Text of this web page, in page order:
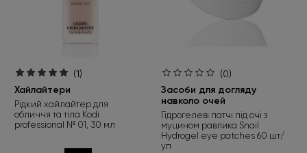
(1)
Хайлайтери
Рідкий хайлайтер для
обличчя та тіла Kodi
professional № 01, 30 мл
(0)
Засоби для догляду
навколо очей
Гідрогелеві патчі під очі з
муцином равлика Snail
Hydrogel eye patches 60 шт/
уп